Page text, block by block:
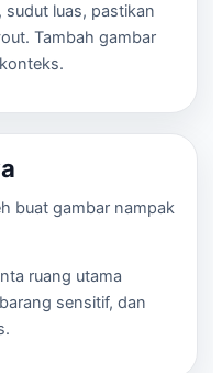
sudut luas, pastikan
Tambah gambar
buat gambar nampak
ruang utama
sensitif, dan